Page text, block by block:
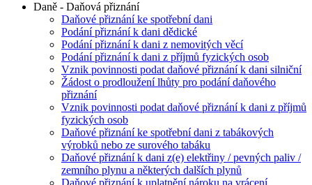
Daně - Daňová přiznání
Daňové přiznání ke spotřební dani
Podání přiznání k dani dědické
Podání přiznání k dani z nemovitých věcí
Podání přiznání k dani z příjmů fyzických osob
Vznik povinnosti podat daňové přiznání k dani silniční
Žádost o prodloužení lhůty pro podání daňového
přiznání
Vznik povinnosti podat daňové přiznání k dani z příjmů
fyzických osob
Daňové přiznání ke spotřební dani z tabákových
výrobků nebo ze surového tabáku
Daňové přiznání k dani z(e) elektřiny / pevných paliv /
zemního plynu a některých dalších plynů